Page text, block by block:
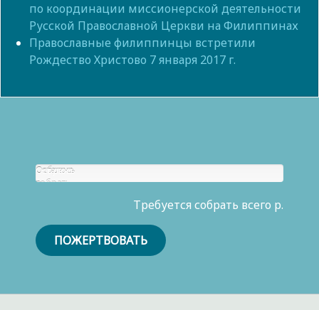
по координации миссионерской деятельности
Русской Православной Церкви на Филиппинах
Православные филиппинцы встретили
Рождество Христово 7 января 2017 г.
Собрано
р.
Осталось
собрать
Требуется собрать всего р.
ПОЖЕРТВОВАТЬ